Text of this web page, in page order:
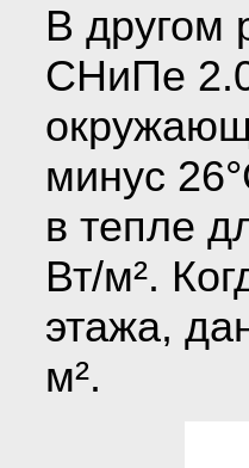
В другом
СНиПе
минус
в тепле
Вт/м².
этажа,
м².